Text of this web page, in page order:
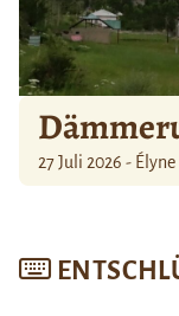
27 Juli 2026 -